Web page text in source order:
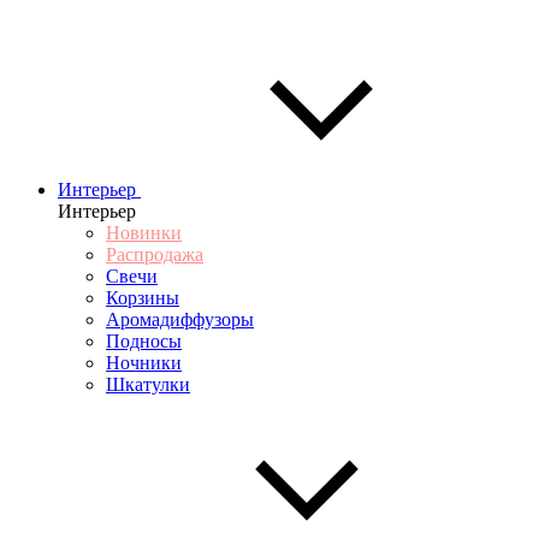
Интерьер
Интерьер
Новинки
Распродажа
Свечи
Корзины
Аромадиффузоры
Подносы
Ночники
Шкатулки